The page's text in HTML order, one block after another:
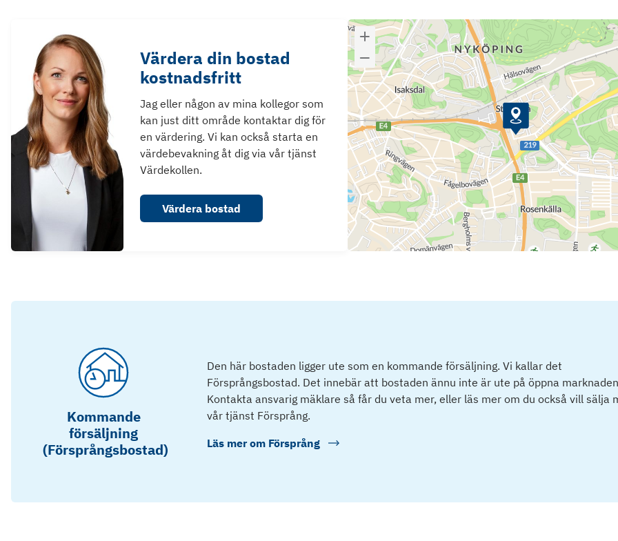
Värdera din bostad
kostnadsfritt
Jag eller någon av mina kollegor som
kan just ditt område kontaktar dig för
en värdering. Vi kan också starta en
värdebevakning åt dig via vår tjänst
Värdekollen.
Värdera bostad
Kommande
försäljning
(Försprångsbostad)
Den här bostaden ligger ute som en kommande försäljning. Vi kallar det
Försprångsbostad. Det innebär att bostaden ännu inte är ute på öppna
Kontakta ansvarig mäklare så får du veta mer, eller läs mer om du också vill sälja
vår tjänst Försprång.
Läs mer om Försprång